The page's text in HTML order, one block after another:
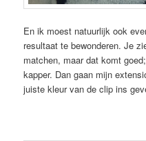
En ik moest natuurlijk ook
resultaat te bewonderen. Je
matchen, maar dat komt
kapper. Dan gaan mijn
juiste kleur van de clip ins